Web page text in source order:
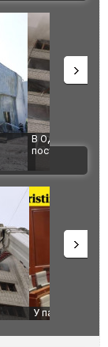
Ворог
двоє
після
яйцями
Приїхав
до
зіркового